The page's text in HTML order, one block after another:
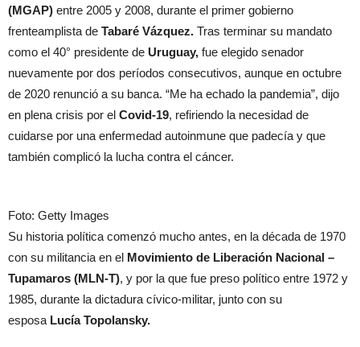
(MGAP) entre 2005 y 2008, durante el primer gobierno
frenteamplista de Tabaré Vázquez. Tras terminar su mandato
como el 40° presidente de Uruguay, fue elegido senador
nuevamente por dos períodos consecutivos, aunque en octubre
de 2020 renunció a su banca. “Me ha echado la pandemia”, dijo
en plena crisis por el Covid-19, refiriendo la necesidad de
cuidarse por una enfermedad autoinmune que padecía y que
también complicó la lucha contra el cáncer.
Foto: Getty Images
Su historia política comenzó mucho antes, en la década de 1970
con su militancia en el Movimiento de Liberación Nacional –
Tupamaros (MLN-T), y por la que fue preso político entre 1972 y
1985, durante la dictadura cívico-militar, junto con su
esposa Lucía Topolansky.